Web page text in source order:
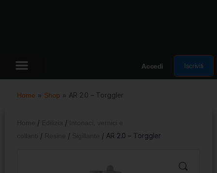
Accedi Iscriviti
Home » Shop » AR 2.0 – Torggler
/ /
/ / / AR 2.0 – Torggler